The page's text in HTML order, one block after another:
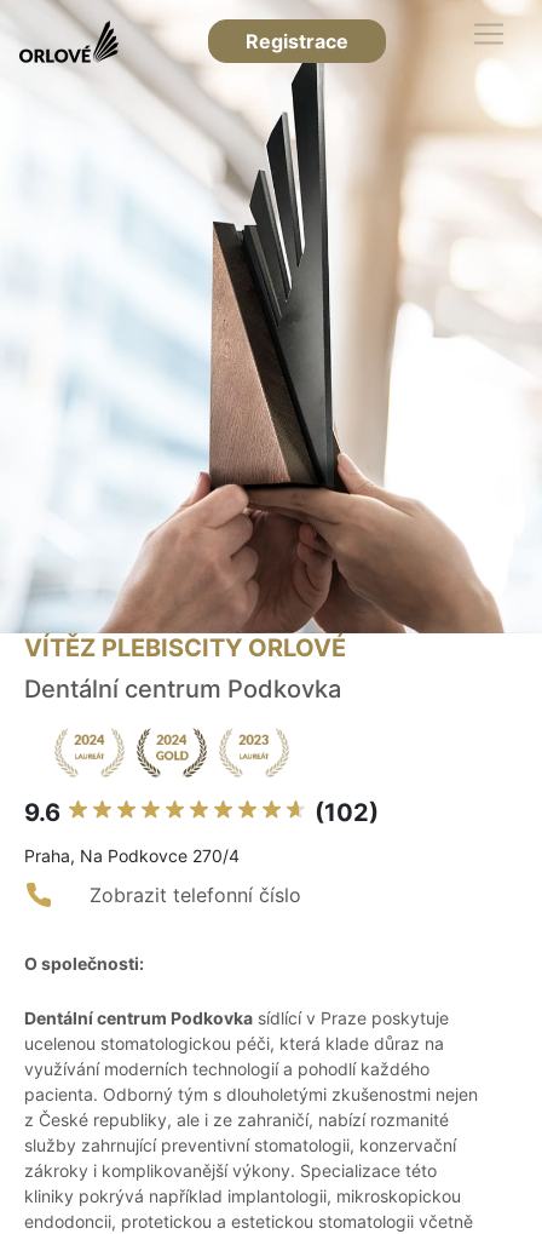
Registrace
VÍTĚZ PLEBISCITY ORLOVÉ
Dentální centrum Podkovka
9.6 (102)
Praha, Na Podkovce 270/4
Zobrazit telefonní číslo
O společnosti:
Dentální centrum Podkovka sídlící v Praze poskytuje
ucelenou stomatologickou péči, která klade důraz na
využívání moderních technologií a pohodlí každého
pacienta. Odborný tým s dlouholetými zkušenostmi nejen
z České republiky, ale i ze zahraničí, nabízí rozmanité
služby zahrnující preventivní stomatologii, konzervační
zákroky i komplikovanější výkony. Specializace této
kliniky pokrývá například implantologii, mikroskopickou
endodoncii, protetickou a estetickou stomatologii včetně